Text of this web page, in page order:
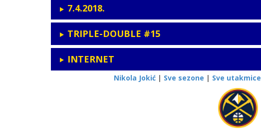
7.4.2018.
TRIPLE-DOUBLE #15
INTERNET
Nikola Jokić| Sve sezone | Sve utakmice